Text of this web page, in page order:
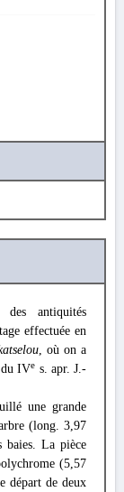
antiquités
effectuée en
, où on a
du IVe s. apr. J.-
une grande
(long. 3,97
La pièce
(5,57
départ de deux